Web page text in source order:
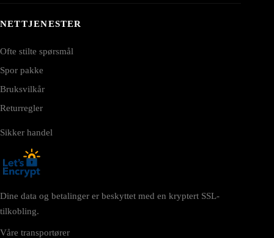
NETTJENESTER
Ofte stilte spørsmål
Spor pakke
Bruksvilkår
Returregler
Sikker handel
Dine data og betalinger er beskyttet med en kryptert SSL-
tilkobling.
Våre transportører